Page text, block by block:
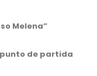
Melena”
de partida